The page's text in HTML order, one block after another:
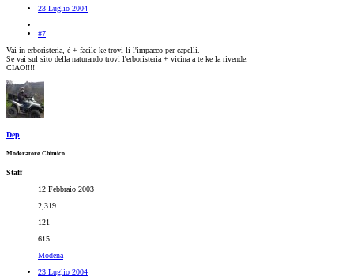
23 Luglio 2004
#7
Vai in erboristeria, è + facile ke trovi lì l'impacco per capelli.
Se vai sul sito della naturando trovi l'erboristeria + vicina a te ke la rivende.
CIAO!!!!
Dep
Moderatore Chimico
Staff
12 Febbraio 2003
2,319
121
615
Modena
23 Luglio 2004